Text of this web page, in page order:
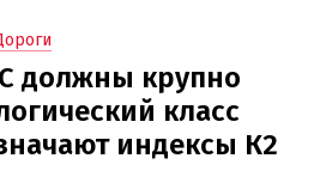
должны крупно
класс
индексы К2